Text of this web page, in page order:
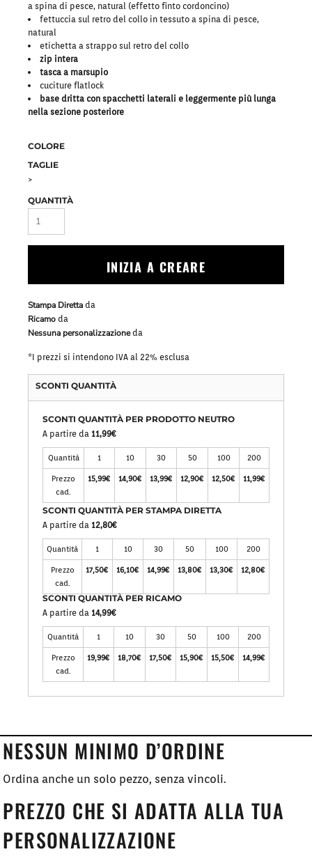
a spina di pesce, natural (effetto finto cordoncino)
fettuccia sul retro del collo in tessuto a spina di pesce,
natural
etichetta a strappo sul retro del collo
zip intera
tasca a marsupio
cuciture flatlock
base dritta con spacchetti laterali e leggermente più lunga
nella sezione posteriore
COLORE
TAGLIE
>
QUANTITÀ
INIZIA A CREARE
Stampa Diretta da
Ricamo da
Nessuna personalizzazioneda
*I prezzi si intendono IVA al 22% esclusa
SCONTI QUANTITÀ
SCONTI QUANTITÀ PER PRODOTTO NEUTRO
A partire da 11,99€
Quantità 1 10 30 50 100 200
Prezzo
cad.
15,99€ 14,90€ 13,99€ 12,90€ 12,50€ 11,99€
SCONTI QUANTITÀ PER STAMPA DIRETTA
A partire da 12,80€
Quantità 1 10 30 50 100 200
Prezzo
cad.
17,50€ 16,10€ 14,99€ 13,80€ 13,30€ 12,80€
SCONTI QUANTITÀ PER RICAMO
A partire da 14,99€
Quantità 1 10 30 50 100 200
Prezzo
cad.
19,99€ 18,70€ 17,50€ 15,90€ 15,50€ 14,99€
NESSUN MINIMO D’ORDINE
Ordina anche un solo pezzo, senza vincoli.
PREZZO CHE SI ADATTA ALLA TUA
PERSONALIZZAZIONE